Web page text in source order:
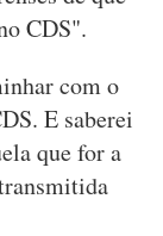
CDS".
com o
E saberei
que for a